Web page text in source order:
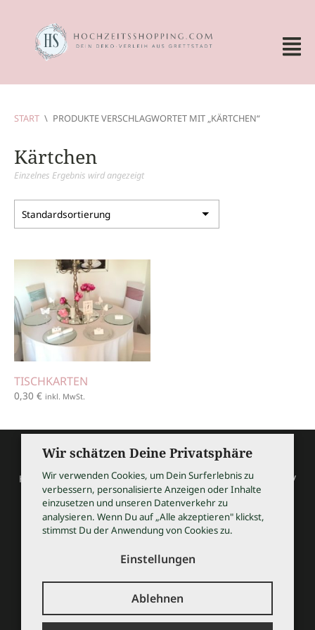
START \ PRODUKTE VERSCHLAGWORTET MIT „KÄRTCHEN“
Kärtchen
Einzelnes Ergebnis wird angezeigt
TISCHKARTEN
0,30 € inkl. MwSt.
HOCHZEITSSHOPPING / Thomas Bauer / Meßmerstraße 32 /
97508 Grettstadt
Tel 09729 9099504 / info@hochzeitsshopping.com
AGB
IMPRESSUM
Wir schätzen Deine Privatsphäre
Wir verwenden Cookies, um Dein Surferlebnis zu
verbessern, personalisierte Anzeigen oder Inhalte
einzusetzen und unseren Datenverkehr zu
analysieren. Wenn Du auf „Alle akzeptieren" klickst,
stimmst Du der Anwendung von Cookies zu.
Einstellungen
Ablehnen